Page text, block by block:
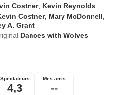
Costner, Kevin Reynolds
Costner, Mary McDonnell,
A. Grant
Dances with Wolves
Spectateurs
4,3
Mes amis
--